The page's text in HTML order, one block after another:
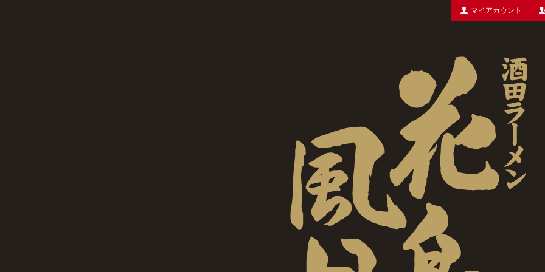
マイアカウント